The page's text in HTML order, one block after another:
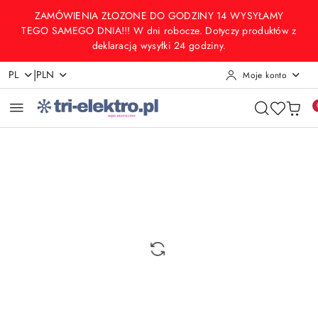
Przejdź do treści głównej
Przejdź do wyszukiwarki
Przejdź do moje konto
Przejdź do menu głównego
Przejdź do opisu produktu
Przejdź do stopki
ZAMÓWIENIA ZŁOZONE DO GODZINY 14 WYSYŁAMY
TEGO SAMEGO DNIA!!! W dni robocze. Dotyczy produktów z
deklaracją wysyłki 24 godziny.
PL |PLN Moje konto